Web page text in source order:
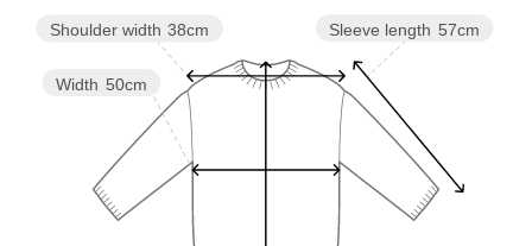
Sleeve length 57cm
Width 50cm
Shoulder width 38cm